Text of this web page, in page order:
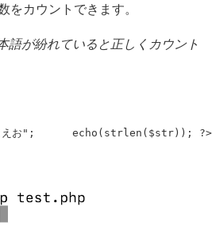
をカウントできます。
語が紛れていると正しくカウント
<?php 	$str = "あいうえお"; 	echo(strlen($str)); ?>